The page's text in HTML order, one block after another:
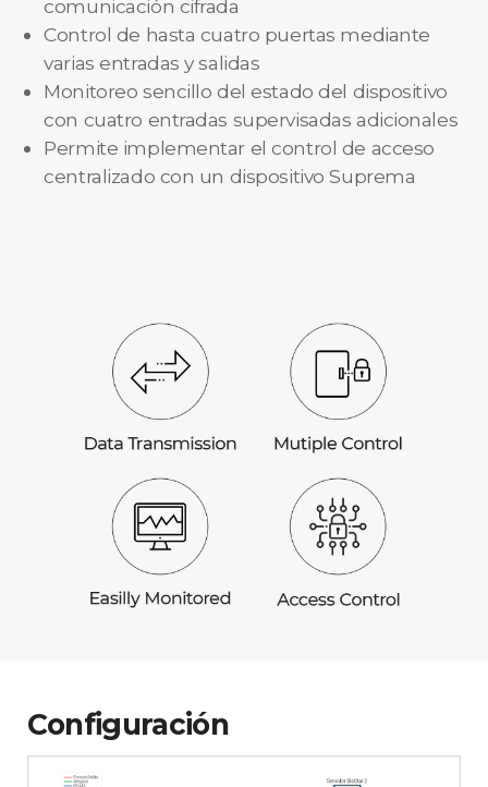
comunicación cifrada
Control de hasta cuatro puertas mediante
varias entradas y salidas
Monitoreo sencillo del estado del dispositivo
con cuatro entradas supervisadas adicionales
Permite implementar el control de acceso
centralizado con un dispositivo Suprema
Configuración